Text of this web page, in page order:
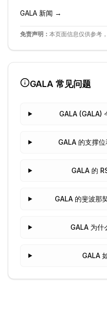
GALA 新闻 →
免责声明： 本页面信息仅供参考
GALA 常见问题
GALA (GALA)
GALA 的支撑
GALA 的
GALA 的斐波那
GALA 为什
GALA